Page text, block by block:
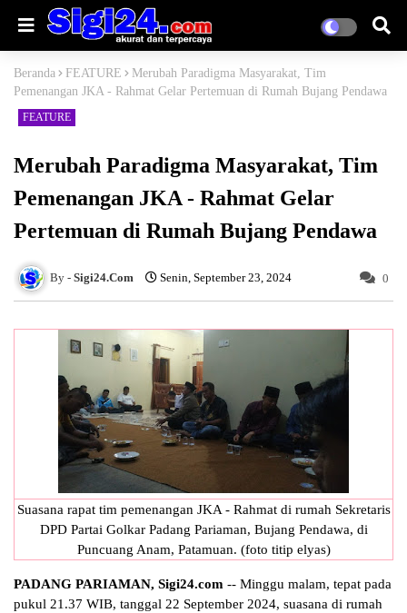
Beranda FEATURE
Merubah Paradigma Masyarakat, Tim
Pemenangan JKA - Rahmat Gelar Pertemuan di Rumah Bujang Pendawa
FEATURE
Merubah Paradigma Masyarakat, Tim
Pemenangan JKA - Rahmat Gelar
Pertemuan di Rumah Bujang Pendawa
Sigi24.Com Senin, September 23, 2024 0
Suasana rapat tim pemenangan JKA - Rahmat di rumah Sekretaris
DPD Partai Golkar Padang Pariaman, Bujang Pendawa, di
Puncuang Anam, Patamuan. (foto titip elyas)
PADANG PARIAMAN, Sigi24.com -- Minggu malam, tepat pada
pukul 21.37 WIB, tanggal 22 September 2024, suasana di rumah